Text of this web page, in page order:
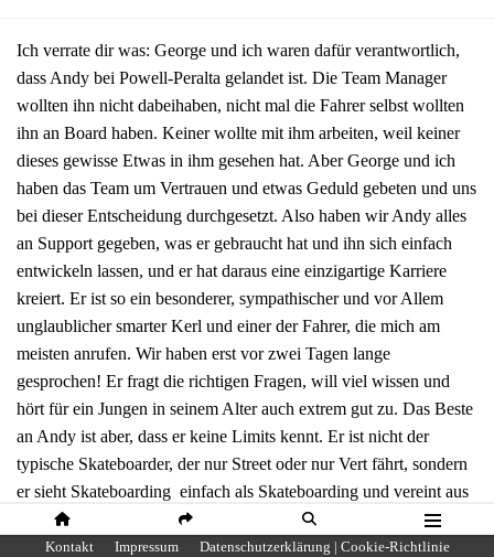
HOME SHARE SUCHE MENÜ
Ich verrate dir was: George und ich waren dafür verantwortlich,
dass Andy bei Powell-Peralta gelandet ist. Die Team Manager
wollten ihn nicht dabeihaben, nicht mal die Fahrer selbst wollten
ihn an Board haben. Keiner wollte mit ihm arbeiten, weil keiner
dieses gewisse Etwas in ihm gesehen hat. Aber George und ich
haben das Team um Vertrauen und etwas Geduld gebeten und uns
bei dieser Entscheidung durchgesetzt. Also haben wir Andy alles
an Support gegeben, was er gebraucht hat und ihn sich einfach
entwickeln lassen, und er hat daraus eine einzigartige Karriere
kreiert. Er ist so ein besonderer, sympathischer und vor Allem
unglaublicher smarter Kerl und einer der Fahrer, die mich am
meisten anrufen. Wir haben erst vor zwei Tagen lange
gesprochen! Er fragt die richtigen Fragen, will viel wissen und
hört für ein Jungen in seinem Alter auch extrem gut zu. Das Beste
an Andy ist aber, dass er keine Limits kennt. Er ist nicht der
typische Skateboarder, der nur Street oder nur Vert fährt, sondern
er sieht Skateboarding einfach als Skateboarding und vereint aus
allen Welten das, was ihm am besten gefällt.
Kontakt Impressum Datenschutzerklärung | Cookie-Richtlinie